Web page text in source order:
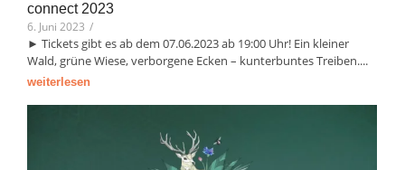
connect 2023
6. Juni 2023 /
► Tickets gibt es ab dem 07.06.2023 ab 19:00 Uhr! Ein kleiner
Wald, grüne Wiese, verborgene Ecken – kunterbuntes Treiben....
weiterlesen